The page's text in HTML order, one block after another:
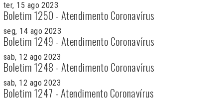
ter, 15 ago 2023
Boletim 1250 - Atendimento Coronavírus
seg, 14 ago 2023
Boletim 1249 - Atendimento Coronavírus
sab, 12 ago 2023
Boletim 1248 - Atendimento Coronavírus
sab, 12 ago 2023
Boletim 1247 - Atendimento Coronavírus